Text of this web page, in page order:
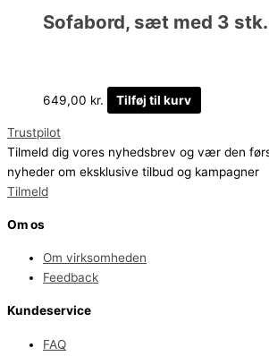
Sofabord, sæt med 3 stk.
649,00 kr. Tilføj til kurv
Trustpilot
Tilmeld dig vores nyhedsbrev og vær den
nyheder om eksklusive tilbud og kampagner
Tilmeld
Om os
Om virksomheden
Feedback
Kundeservice
FAQ